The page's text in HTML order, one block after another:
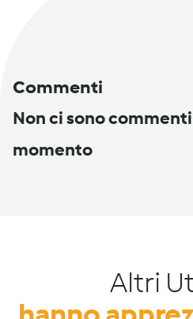
Commenti
Non ci sono
momento
Altri